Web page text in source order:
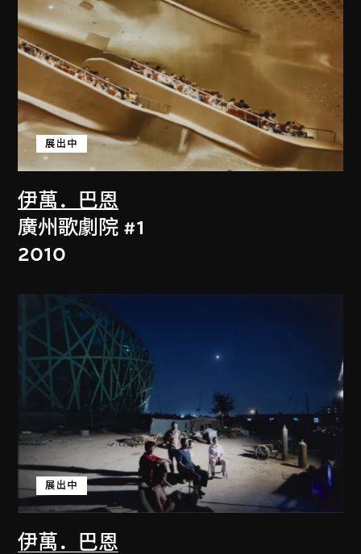
伊萬．巴恩
展出中
廣州歌劇院 #1
2010
伊萬．巴恩
展出中